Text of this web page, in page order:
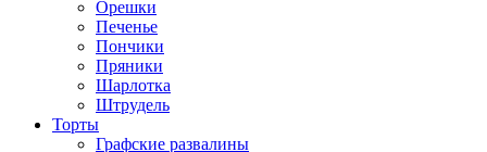
Орешки
Печенье
Пончики
Пряники
Шарлотка
Штрудель
Торты
Графские развалины